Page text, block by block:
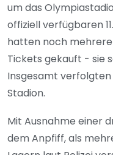
um das
offiziell verfügbaren
hatten noch
Tickets gekauft - sie
Insgesamt verfolgten
Stadion.
Mit Ausnahme einer
dem Anpfiff, als